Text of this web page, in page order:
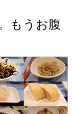
もうお腹